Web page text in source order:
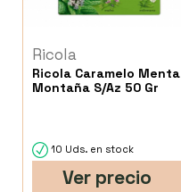
Ricola
Ricola Caramelo Menta
Montaña S/Az 50 Gr
10 Uds. en stock
Ver precio